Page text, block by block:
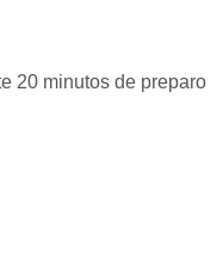
20 minutos de preparo